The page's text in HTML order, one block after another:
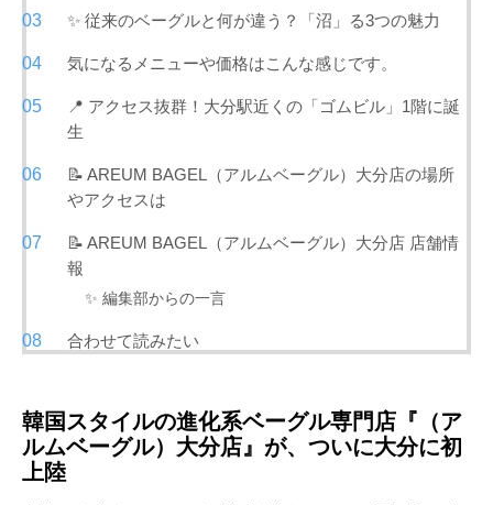
✨ 従来のベーグルと何が違う？「沼」る3つの魅力
気になるメニューや価格はこんな感じです。
📍 アクセス抜群！大分駅近くの「ゴムビル」1階に誕
生
📝 AREUM BAGEL（アルムベーグル）大分店の場所
やアクセスは
📝 AREUM BAGEL（アルムベーグル）大分店 店舗情
報
✨ 編集部からの一言
合わせて読みたい
韓国スタイルの進化系ベーグル専門店『（ア
ルムベーグル）大分店』が、ついに大分に初
上陸